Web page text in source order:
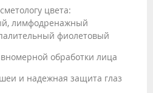
цвета:
лимфодренажный
фиолетовый
обработки лица
и надежная защита глаз